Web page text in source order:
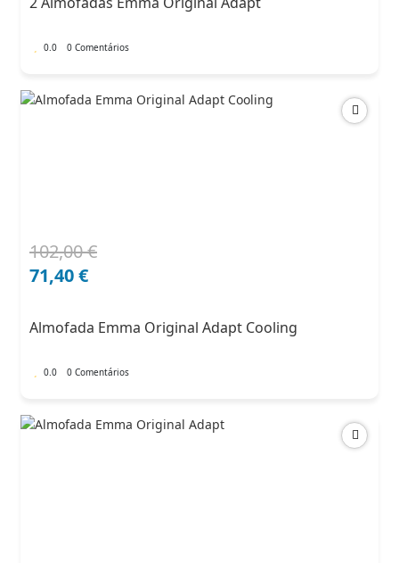
182,00 €.
127,40 €.
0.0 0 Comentários
102,00€
O
preço
102,00 €.
71,40€
O
preço
71,40 €.
Almofada Emma Original Adapt Cooling
0.0 0 Comentários